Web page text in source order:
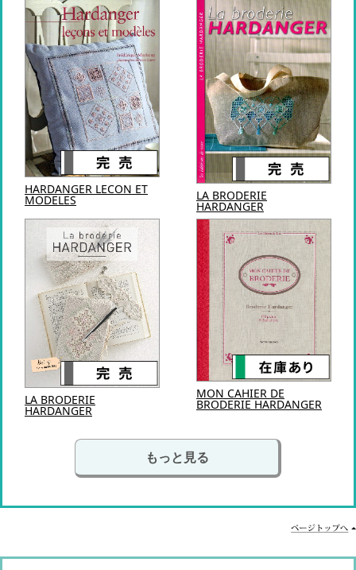
HARDANGER LECON ET
MODELES LA BRODERIE
HARDANGER
LA BRODERIE
HARDANGER
MON CAHIER DE
BRODERIE HARDANGER
もっと見る